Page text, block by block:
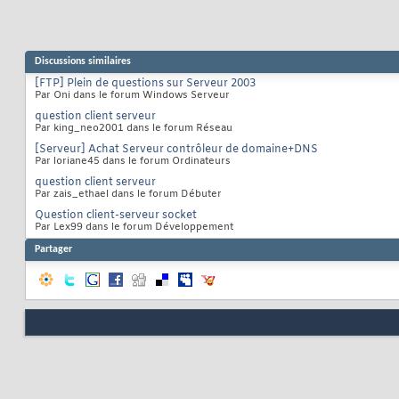
Discussions similaires
[FTP] Plein de questions sur Serveur 2003
Par Oni dans le forum Windows Serveur
question client serveur
Par king_neo2001 dans le forum Réseau
[Serveur] Achat Serveur contrôleur de domaine+DNS
Par loriane45 dans le forum Ordinateurs
question client serveur
Par zais_ethael dans le forum Débuter
Question client-serveur socket
Par Lex99 dans le forum Développement
Partager